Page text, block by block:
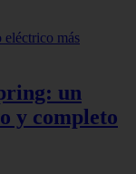
un
y completo